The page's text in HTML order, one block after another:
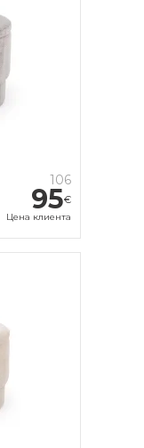
106
95€
Цена клиента